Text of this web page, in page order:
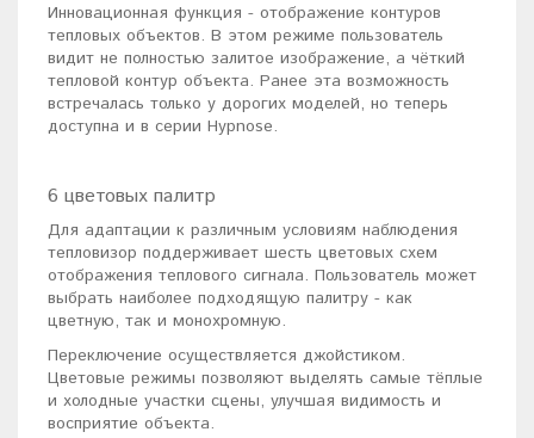
Инновационная функция - отображение контуров
тепловых объектов. В этом режиме пользователь
видит не полностью залитое изображение, а чёткий
тепловой контур объекта. Ранее эта возможность
встречалась только у дорогих моделей, но теперь
доступна и в серии Hypnose.
6 цветовых палитр
Для адаптации к различным условиям наблюдения
тепловизор поддерживает шесть цветовых схем
отображения теплового сигнала. Пользователь может
выбрать наиболее подходящую палитру - как
цветную, так и монохромную.
Переключение осуществляется джойстиком.
Цветовые режимы позволяют выделять самые тёплые
и холодные участки сцены, улучшая видимость и
восприятие объекта.